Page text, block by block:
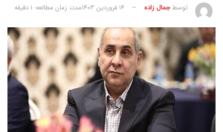
توسطجمال زاده ۱۴ فروردین ۱۴۰۳ مدت زمان مطالعه: 1 دقیقه